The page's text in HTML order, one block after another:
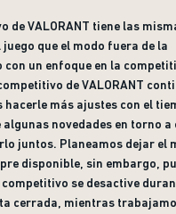
de VALORANT tiene las
que el modo fuera de la
un enfoque en la
de VALORANT
más ajustes con el
novedades en torno a
juntos. Planeamos dejar el
disponible, sin embargo,
se desactive
cerrada, mientras